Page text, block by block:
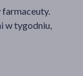
w tygodniu,